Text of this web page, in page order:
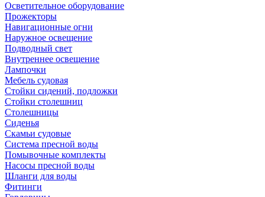
Осветительное оборудование
Прожекторы
Навигационные огни
Наружное освещение
Подводный свет
Внутреннее освещение
Лампочки
Мебель судовая
Стойки сидений, подложки
Стойки столешниц
Столешницы
Сиденья
Скамьи судовые
Система пресной воды
Помывочные комплекты
Насосы пресной воды
Шланги для воды
Фитинги